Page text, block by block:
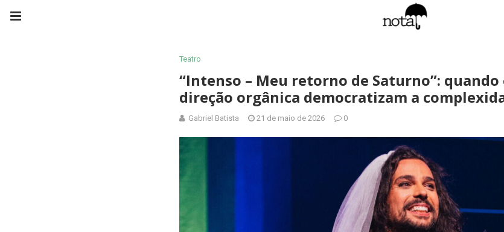
Teatro
“Intenso – Meu retorno de Saturno”: quando
direção orgânica democratizam a
Gabriel Batista 21 de maio de 2026 0